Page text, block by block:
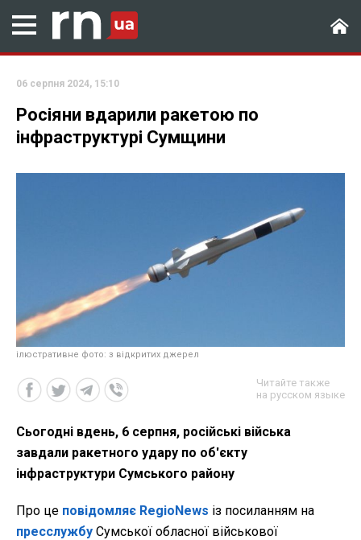
06 серпня 2024, 15:10
Росіяни вдарили ракетою по
інфраструктурі Сумщини
ілюстративне фото: з відкритих джерел
Читайте также
на русском языке
Сьогодні вдень, 6 серпня, російські війська
завдали ракетного удару по об'єкту
інфраструктури Сумського району
Про це повідомляє RegioNews із посиланням на
пресслужбу Сумської обласної військової